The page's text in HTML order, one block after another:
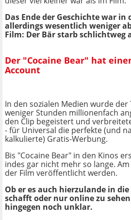
Das Ende der Geschichte war in
allerdings wesentlich weniger
Film: Der Bär starb schlichtweg
Der "Cocaine Bear" hat
Account
In den sozialen Medien wurde
weniger Stunden millionenfach
den Clip begeistert und
- für Universal die perfekte (und
kalkulierte) Gratis-Werbung.
Bis "Cocaine Bear" in den Kinos
indes gar nicht mehr so lange.
der Film veröffentlicht werden.
Ob er es auch hierzulande in
schafft oder nur online zu
hingegen noch unklar.